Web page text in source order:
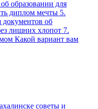
образовании для
диплом мечты 5.
об
лишних хлопот 7.
Какой вариант вам
советы и